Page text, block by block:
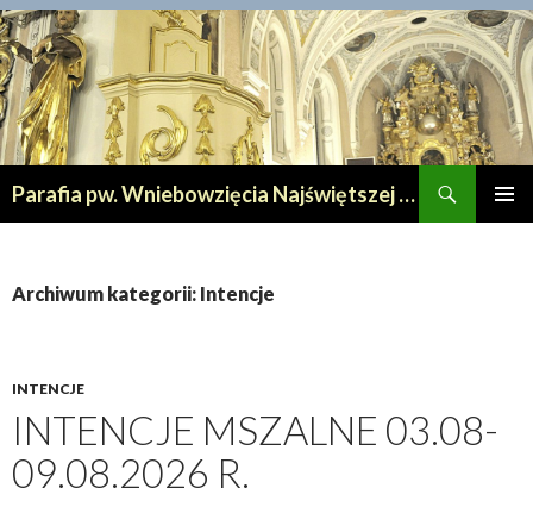
Parafia pw. Wniebowzięcia Najświętszej Maryi Panny w Lipnie
Archiwum kategorii: Intencje
INTENCJE
INTENCJE MSZALNE 03.08-
09.08.2026 R.